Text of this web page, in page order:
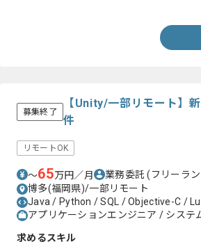
-モダンなアーキテクチャ設計や技術選
-課題解決や業務改善および効率化の実
募集終了
【Unity/一部リモート】
件
リモートOK
〜65万円／月 業務委託(フリーラ
博多(福岡県)/一部リモート
Java / Python / SQL / Objective-C /
アプリケーションエンジニア / システ
求めるスキル